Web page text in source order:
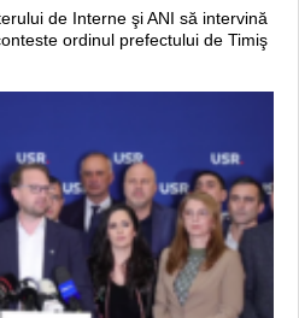
de Interne şi ANI să intervină
ordinul prefectului de Timiş